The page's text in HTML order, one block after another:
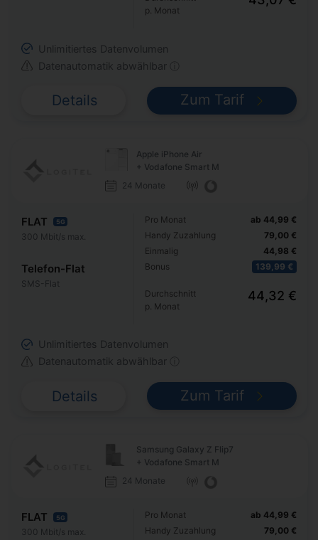
p. Monat
Unlimitiertes Datenvolumen
Datenautomatik abwählbar ⓘ
Details Zum Tarif
Apple iPhone Air
+ Vodafone Smart M
24 Monate
FLAT 5G
300 Mbit/s max.
Telefon-Flat
SMS-Flat
Pro Monat
Handy Zuzahlung
Einmalig
Bonus
ab 44,99 €
79,00 €
44,98 €
139,99 €
Durchschnitt
p. Monat
44,32 €
Unlimitiertes Datenvolumen
Datenautomatik abwählbar ⓘ
Details Zum Tarif
Samsung Galaxy Z Flip7
+ Vodafone Smart M
24 Monate
FLAT 5G
300 Mbit/s max.
Pro Monat
Handy Zuzahlung
ab 44,99 €
79,00 €